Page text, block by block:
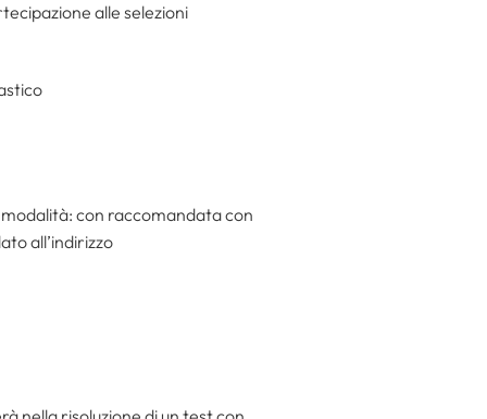
alle selezioni
con raccomandata con
all’indirizzo